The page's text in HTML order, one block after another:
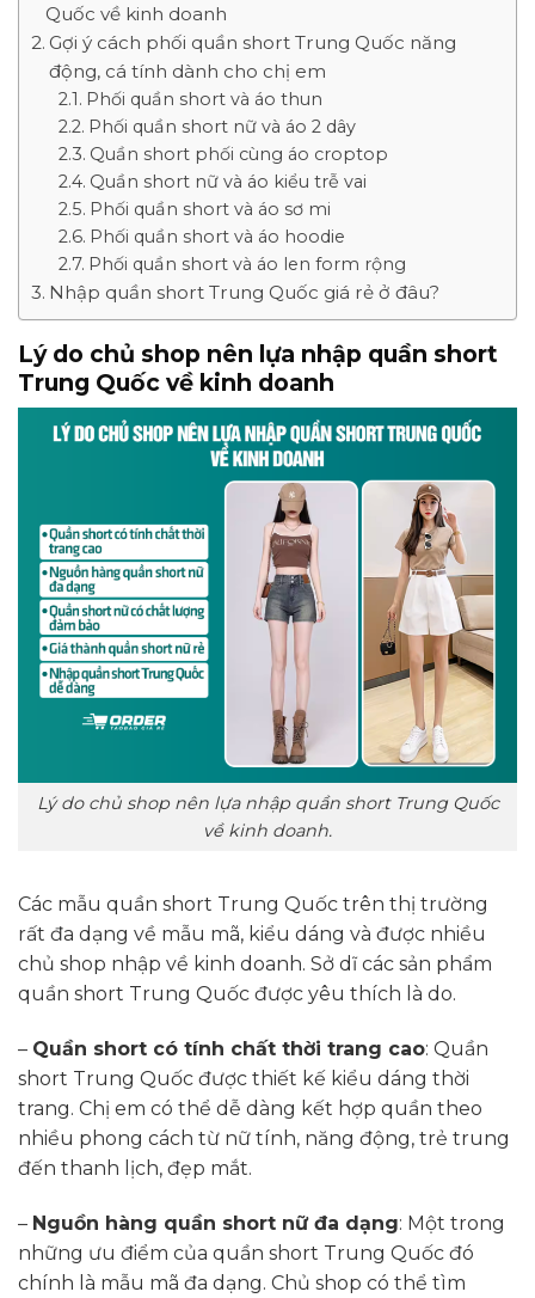
Quốc về kinh doanh
Gợi ý cách phối quần short Trung Quốc năng
động, cá tính dành cho chị em
Phối quần short và áo thun
Phối quần short nữ và áo 2 dây
Quần short phối cùng áo croptop
Quần short nữ và áo kiểu trễ vai
Phối quần short và áo sơ mi
Phối quần short và áo hoodie
Phối quần short và áo len form rộng
Nhập quần short Trung Quốc giá rẻ ở đâu?
Lý do chủ shop nên lựa nhập quần short
Trung Quốc về kinh doanh
Lý do chủ shop nên lựa nhập quần short Trung Quốc
về kinh doanh.
Các mẫu quần short Trung Quốc trên thị trường
rất đa dạng về mẫu mã, kiểu dáng và được nhiều
chủ shop nhập về kinh doanh. Sở dĩ các sản phẩm
quần short Trung Quốc được yêu thích là do.
– Quần short có tính chất thời trang cao: Quần
short Trung Quốc được thiết kế kiểu dáng thời
trang. Chị em có thể dễ dàng kết hợp quần theo
nhiều phong cách từ nữ tính, năng động, trẻ trung
đến thanh lịch, đẹp mắt.
– Nguồn hàng quần short nữ đa dạng: Một trong
những ưu điểm của quần short Trung Quốc đó
chính là mẫu mã đa dạng. Chủ shop có thể tìm